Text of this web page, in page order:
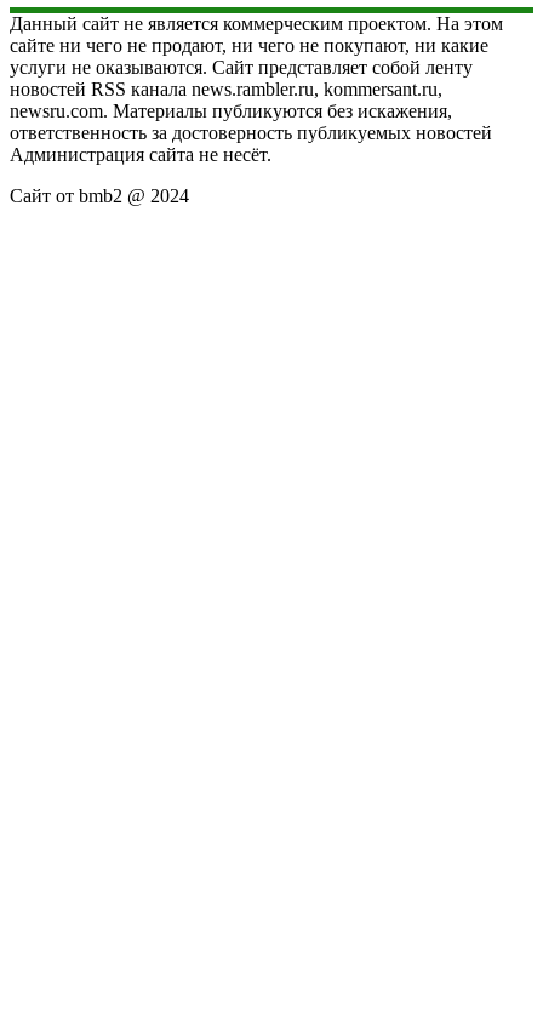
Данный сайт не является коммерческим проектом. На этом
сайте ни чего не продают, ни чего не покупают, ни какие
услуги не оказываются. Сайт представляет собой ленту
новостей RSS канала news.rambler.ru, kommersant.ru,
newsru.com. Материалы публикуются без искажения,
ответственность за достоверность публикуемых новостей
Администрация сайта не несёт.
Сайт от bmb2 @ 2024